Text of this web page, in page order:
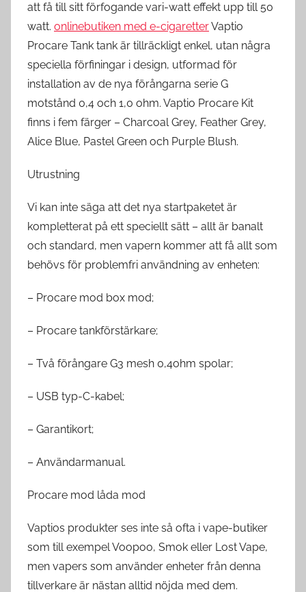
att få till sitt förfogande vari-watt effekt upp till 50
watt. onlinebutiken med e-cigaretterVaptio
Procare Tank tank är tillräckligt enkel, utan några
speciella förfiningar i design, utformad för
installation av de nya förångarna serie G
motstånd 0,4 och 1,0 ohm. Vaptio Procare Kit
finns i fem färger – Charcoal Grey, Feather Grey,
Alice Blue, Pastel Green och Purple Blush.
Utrustning
Vi kan inte säga att det nya startpaketet är
kompletterat på ett speciellt sätt – allt är banalt
och standard, men vapern kommer att få allt som
behövs för problemfri användning av enheten:
– Procare mod box mod;
– Procare tankförstärkare;
– Två förångare G3 mesh 0,4ohm spolar;
– USB typ-C-kabel;
– Garantikort;
– Användarmanual.
Procare mod låda mod
Vaptios produkter ses inte så ofta i vape-butiker
som till exempel Voopoo, Smok eller Lost Vape,
men vapers som använder enheter från denna
tillverkare är nästan alltid nöjda med dem.